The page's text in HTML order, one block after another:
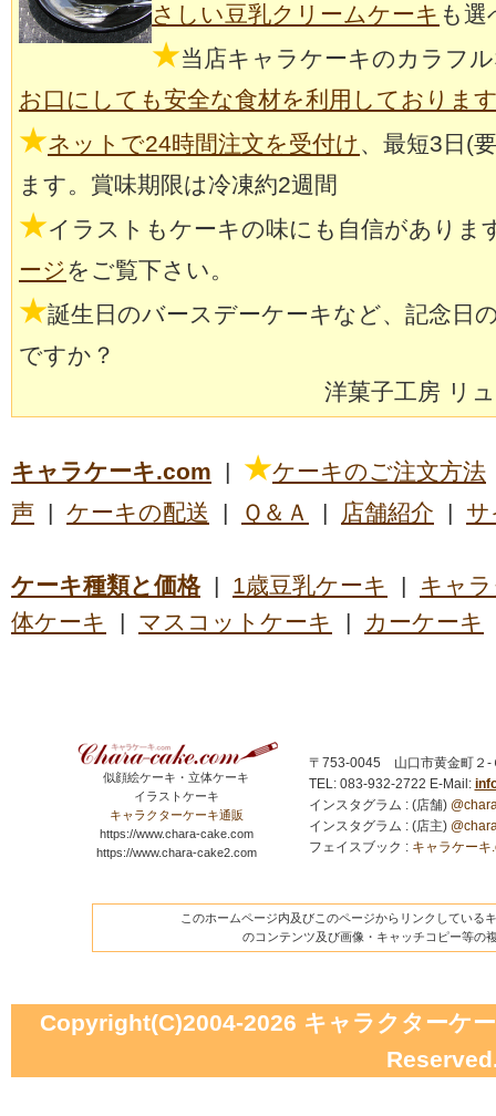
さしい豆乳クリームケーキ も選
★当店キャラケーキのカラフ
お口にしても安全な食材を利用しておりま
★ネットで24時間注文を受付け、最短3日(
ます。賞味期限は冷凍約2週間
★イラストもケーキの味にも自信がありま
ージをご覧下さい。
★誕生日のバースデーケーキなど、記念日
ですか？
洋菓子工房 リ
キャラケーキ.com | ★ケーキのご注文方法
声 | ケーキの配送 | Ｑ＆Ａ | 店舗紹介 | サ
ケーキ種類と価格| 1歳豆乳ケーキ | キャ
体ケーキ
| マスコットケーキ | カーケーキ
似顔絵ケーキ・立体ケーキ
イラストケーキ
キャラクターケーキ通販
https://www.chara-cake.com
https://www.chara-cake2.com
〒753-0045 山口市黄金町
TEL: 083-932-2722 E-Mail:
インスタグラム : (店舗)
インスタグラム : (店主)
フェイスブック : キャラケー
このホームページ内及びこのページからリンクしている
のコンテンツ及び画像・キャッチコピー等の
Copyright(C)2004-2026 キャラクターケ